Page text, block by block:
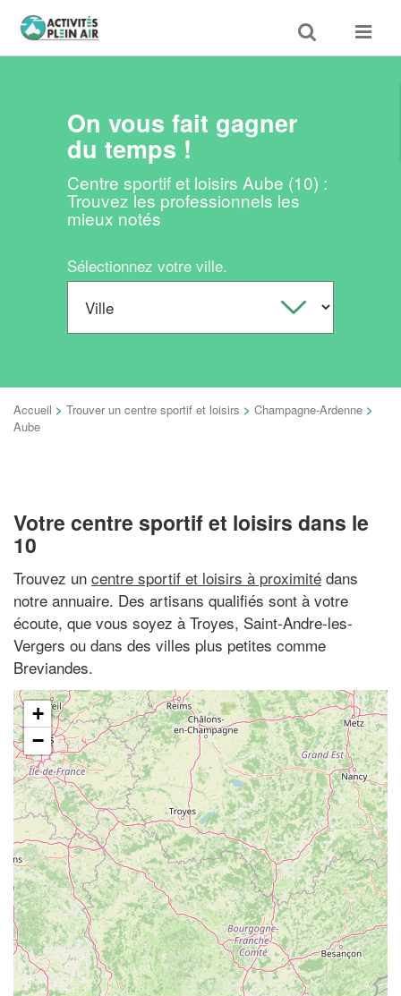
Toggle
search
Toggle
On vous fait gagner
du temps !
Centre sportif et loisirs Aube (10) :
Trouvez les professionnels les
mieux notés
Sélectionnez votre ville.
Accueil > Trouver un centre sportif et loisirs > Champagne-Ardenne >
Aube
Votre centre sportif et loisirs dans le
10
Trouvez un centre sportif et loisirs à proximité dans
notre annuaire. Des artisans qualifiés sont à votre
écoute, que vous soyez à Troyes, Saint-Andre-les-
Vergers ou dans des villes plus petites comme
Breviandes.
+
−